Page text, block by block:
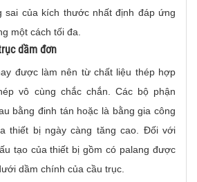
sai của kích thước nhất định đáp ứng
một cách tối đa.
dầm đơn
được làm nên từ chất liệu thép hợp
vô cùng chắc chắn. Các bộ phận
bằng đinh tán hoặc là bằng gia công
thiết bị ngày càng tăng cao. Đối với
tạo của thiết bị gồm có palang được
dầm chính của cầu trục.